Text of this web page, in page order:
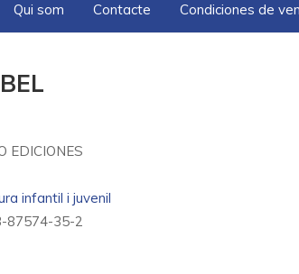
Qui som Contacte Condiciones de
EDICIONES
infantil i juvenil
87574-35-2